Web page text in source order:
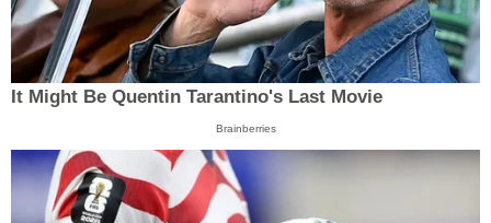
It Might Be Quentin Tarantino's Last Movie
Brainberries